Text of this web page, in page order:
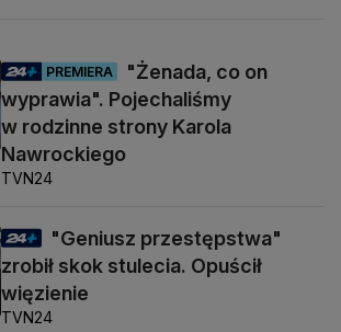
PREMIERA
"Żenada, co on
wyprawia". Pojechaliśmy
w rodzinne strony Karola
Nawrockiego
TVN24
"Geniusz przestępstwa"
zrobił skok stulecia. Opuścił
więzienie
TVN24